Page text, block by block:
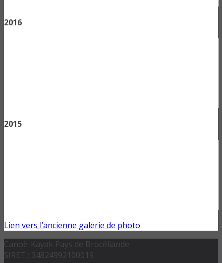
2016
2015
Lien vers l’ancienne galerie de photo
Canoë-Kayak Pays de Brocéliande
SIRET : 34824992100019